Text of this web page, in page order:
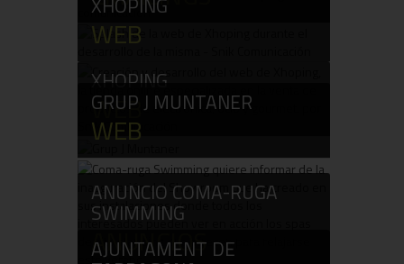
WEB
XHOPING
WEB
GRUP J MUNTANER
WEB
ANUNCIO COMA-RUGA
SWIMMING
ANUNCIOS
AJUNTAMENT DE